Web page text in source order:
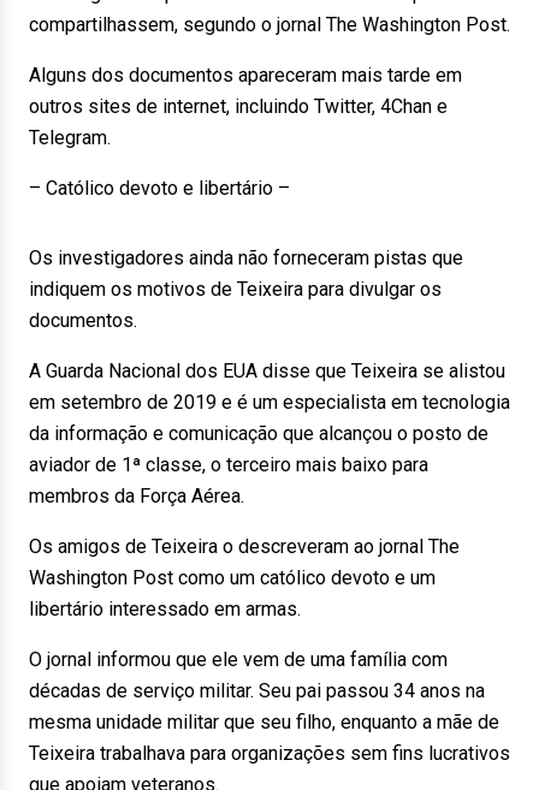
compartilhassem, segundo o jornal The Washington Post.
Alguns dos documentos apareceram mais tarde em
outros sites de internet, incluindo Twitter, 4Chan e
Telegram.
– Católico devoto e libertário –
Os investigadores ainda não forneceram pistas que
indiquem os motivos de Teixeira para divulgar os
documentos.
A Guarda Nacional dos EUA disse que Teixeira se alistou
em setembro de 2019 e é um especialista em tecnologia
da informação e comunicação que alcançou o posto de
aviador de 1ª classe, o terceiro mais baixo para
membros da Força Aérea.
Os amigos de Teixeira o descreveram ao jornal The
Washington Post como um católico devoto e um
libertário interessado em armas.
O jornal informou que ele vem de uma família com
décadas de serviço militar. Seu pai passou 34 anos na
mesma unidade militar que seu filho, enquanto a mãe de
Teixeira trabalhava para organizações sem fins lucrativos
que apoiam veteranos.